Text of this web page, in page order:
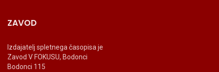
ZAVOD
Izdajatelj spletnega časopisa je
Zavod V FOKUSU, Bodonci
Bodonci 115